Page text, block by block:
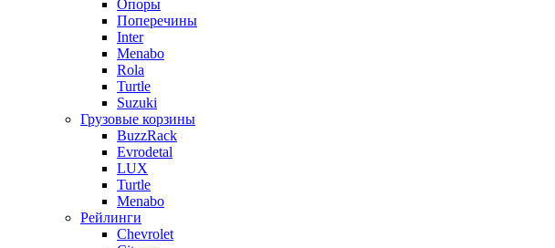
Опоры
Поперечины
Inter
Menabo
Rola
Turtle
Suzuki
Грузовые корзины
BuzzRack
Evrodetal
LUX
Turtle
Menabo
Рейлинги
Chevrolet